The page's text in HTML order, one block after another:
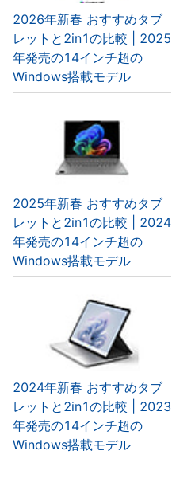
2026年新春 おすすめタブ
レットと2in1の比較 | 2025
年発売の14インチ超の
Windows搭載モデル
2025年新春 おすすめタブ
レットと2in1の比較 | 2024
年発売の14インチ超の
Windows搭載モデル
2024年新春 おすすめタブ
レットと2in1の比較 | 2023
年発売の14インチ超の
Windows搭載モデル